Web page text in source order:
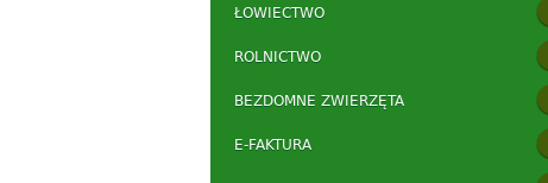
ŁOWIECTWO
ROLNICTWO
BEZDOMNE ZWIERZĘTA
E-FAKTURA